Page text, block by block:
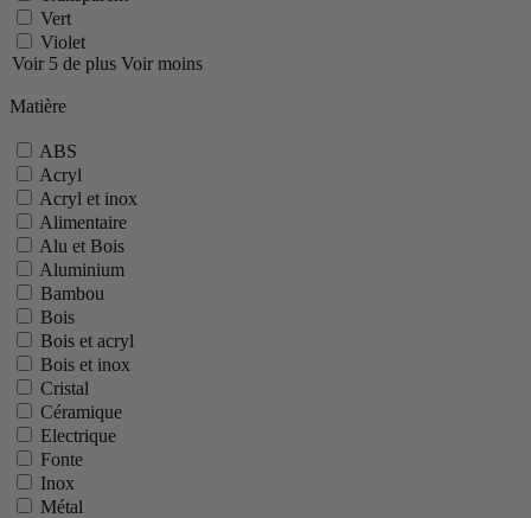
Vert
Violet
Voir 5 de plus Voir moins
Matière
ABS
Acryl
Acryl et inox
Alimentaire
Alu et Bois
Aluminium
Bambou
Bois
Bois et acryl
Bois et inox
Cristal
Céramique
Electrique
Fonte
Inox
Métal